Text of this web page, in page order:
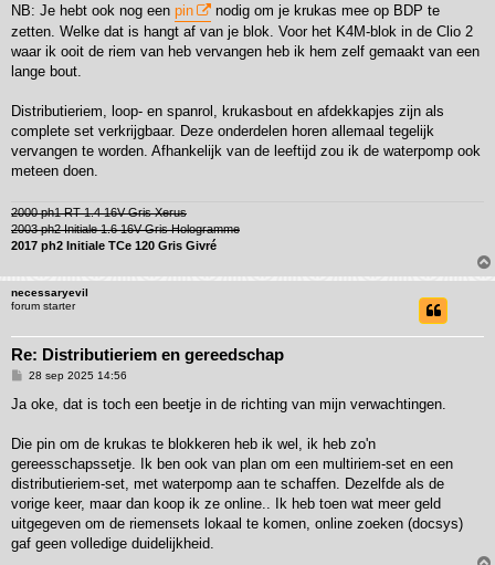
NB: Je hebt ook nog een pin
nodig om je krukas mee op BDP te
zetten. Welke dat is hangt af van je blok. Voor het K4M-blok in de Clio 2
waar ik ooit de riem van heb vervangen heb ik hem zelf gemaakt van een
lange bout.
Distributieriem, loop- en spanrol, krukasbout en afdekkapjes zijn als
complete set verkrijgbaar. Deze onderdelen horen allemaal tegelijk
vervangen te worden. Afhankelijk van de leeftijd zou ik de waterpomp ook
meteen doen.
2000 ph1 RT 1.4 16V Gris Xerus
2003 ph2 Initiale 1.6 16V Gris Hologramme
2017 ph2 Initiale TCe 120 Gris Givré
necessaryevil
forum starter
Re: Distributieriem en gereedschap
B
r
h
28 sep 2025 14:56
Ja oke, dat is toch een beetje in de richting van mijn verwachtingen.
Die pin om de krukas te blokkeren heb ik wel, ik heb zo'n
gereesschapssetje. Ik ben ook van plan om een multiriem-set en een
distributieriem-set, met waterpomp aan te schaffen. Dezelfde als de
vorige keer, maar dan koop ik ze online.. Ik heb toen wat meer geld
uitgegeven om de riemensets lokaal te komen, online zoeken (docsys)
gaf geen volledige duidelijkheid.